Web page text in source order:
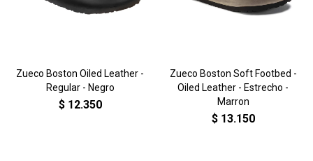
Zueco Boston Oiled Leather -
Regular - Negro
$ 12.350
Zueco Boston Soft Footbed -
Oiled Leather - Estrecho -
Marron
$ 13.150